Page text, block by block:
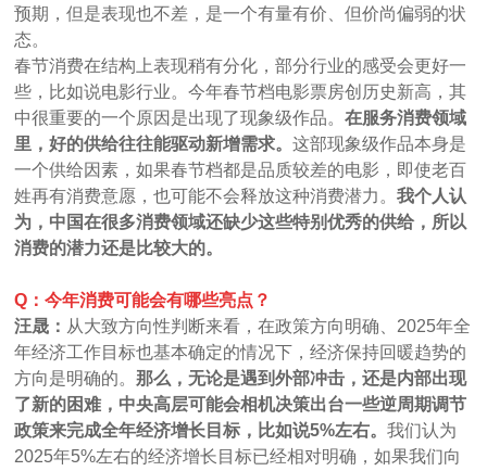
预期，但是表现也不差，是一个有量有价、但价尚偏弱的状
态。
春节消费在结构上表现稍有分化，部分行业的感受会更好一
些，比如说电影行业。今年春节档电影票房创历史新高，其
中很重要的一个原因是出现了现象级作品。在服务消费领域
里，好的供给往往能驱动新增需求。这部现象级作品本身是
一个供给因素，如果春节档都是品质较差的电影，即使老百
姓再有消费意愿，也可能不会释放这种消费潜力。我个人认
为，中国在很多消费领域还缺少这些特别优秀的供给，所以
消费的潜力还是比较大的。
Q：今年消费可能会有哪些亮点？
汪晟： 从大致方向性判断来看，在政策方向明确、2025年全
年经济工作目标也基本确定的情况下，经济保持回暖趋势的
方向是明确的。那么，无论是遇到外部冲击，还是内部出现
了新的困难，中央高层可能会相机决策出台一些逆周期调节
政策来完成全年经济增长目标，比如说5%左右。我们认为
2025年5%左右的经济增长目标已经相对明确，如果我们向